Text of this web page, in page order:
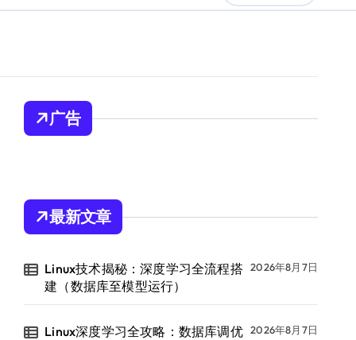
广告
最新文章
Linux技术揭秘：深度学习全流程搭
建（数据库至模型运行）
2026年8月7日
Linux深度学习全攻略：数据库调优 2026年8月7日